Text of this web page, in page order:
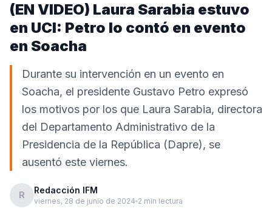
(EN VIDEO) Laura Sarabia estuvo
en UCI: Petro lo contó en evento
en Soacha
Durante su intervención en un evento en
Soacha, el presidente Gustavo Petro expresó
los motivos por los que Laura Sarabia, directora
del Departamento Administrativo de la
Presidencia de la República (Dapre), se
ausentó este viernes.
R Redacción IFM
viernes, 28 de junio de 2024 2 min lectura